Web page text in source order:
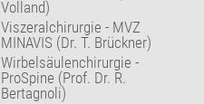
Volland)
Viszeralchirurgie - MVZ
MINAVIS (Dr. T. Brückner)
Wirbelsäulenchirurgie -
ProSpine (Prof. Dr. R.
Bertagnoli)